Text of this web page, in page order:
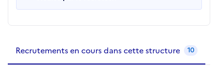
Recrutements en cours dans cette structure 10